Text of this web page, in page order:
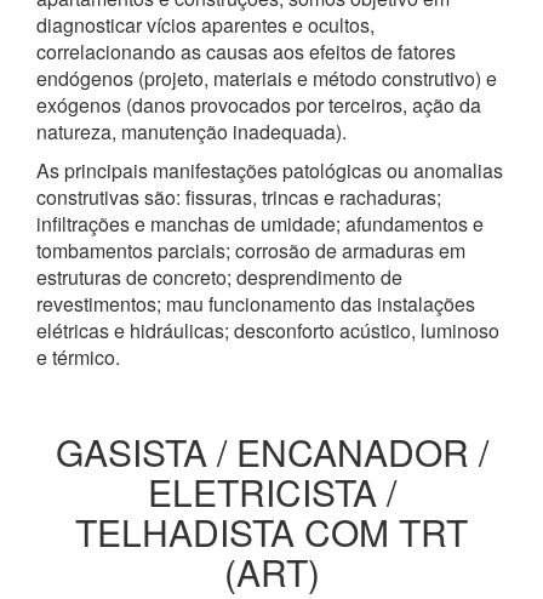
diagnosticar vícios aparentes e ocultos,
correlacionando as causas aos efeitos de fatores
endógenos (projeto, materiais e método construtivo) e
exógenos (danos provocados por terceiros, ação da
natureza, manutenção inadequada).
As principais manifestações patológicas ou anomalias
construtivas são: fissuras, trincas e rachaduras;
infiltrações e manchas de umidade; afundamentos e
tombamentos parciais; corrosão de armaduras em
estruturas de concreto; desprendimento de
revestimentos; mau funcionamento das instalações
elétricas e hidráulicas; desconforto acústico, luminoso
e térmico.
GASISTA / ENCANADOR /
ELETRICISTA /
TELHADISTA COM TRT
(ART)